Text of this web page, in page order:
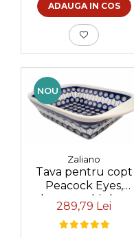
ADAUGA IN COS
NOU
Zaliano
Tava pentru copt
Peacock Eyes,
dreptunghiulara,
ceramica smaltuita,
pictata manual, 20,3
289,79 Lei